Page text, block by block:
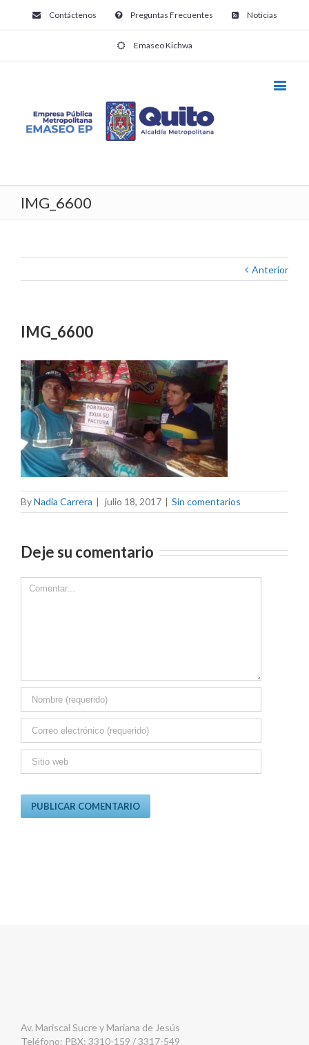
Contáctenos Preguntas Frecuentes Noticias
Emaseo Kichwa
IMG_6600
Anterior
IMG_6600
ByNadia Carrera | julio 18, 2017 | Sin comentarios
Deje su comentario
Comment
Av. Mariscal Sucre y Mariana de Jesús
Teléfono: PBX: 3310-159 / 3317-549